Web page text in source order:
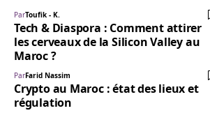
ParToufik - K.
Tech & Diaspora : Comment attirer
les cerveaux de la Silicon Valley au
Maroc ?
ParFarid Nassim
Crypto au Maroc : état des lieux et
régulation